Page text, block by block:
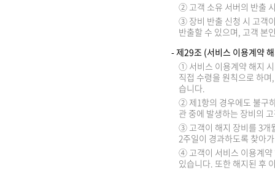
② 고객 소유 서버의 반출
③ 장비 반출 신청 시 고객
반출할 수 있으며, 고객 본
- 제29조 (서비스 이용계약
① 서비스 이용계약 해지
직접 수령을 원칙으로 하
습니다.
② 제1항의 경우에도 불구
관 중에 발생하는 장비의
③ 고객이 해지 장비를 3개
2주일이 경과하도록 찾아
④ 고객이 서비스 이용계약
있습니다. 또한 해지된 후